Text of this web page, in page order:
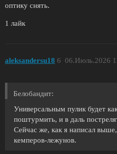
оптику снять.
1 лайк
aleksandersu18 06.Июль.2026
6
Белобандит:
Универсальным пулик будет
поштурмить, и в даль
Сейчас же, как я написал
кемперов-лежунов.